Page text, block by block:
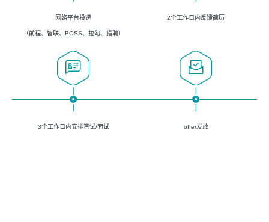
网络平台投递
（前程、智联、BOSS、拉勾、猎聘）
2个工作日内反馈简历
3个工作日内安排笔试/面试 offer发放